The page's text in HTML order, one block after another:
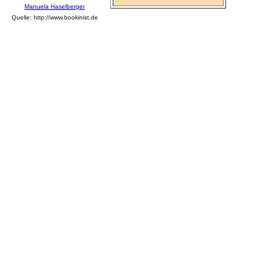
Manuela Haselberger
Quelle: http://www.bookinist.de